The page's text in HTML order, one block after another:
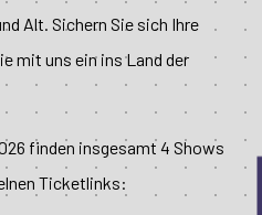
Alt. Sichern Sie sich Ihre
mit uns ein ins Land der
finden insgesamt 4 Shows
Ticketlinks: